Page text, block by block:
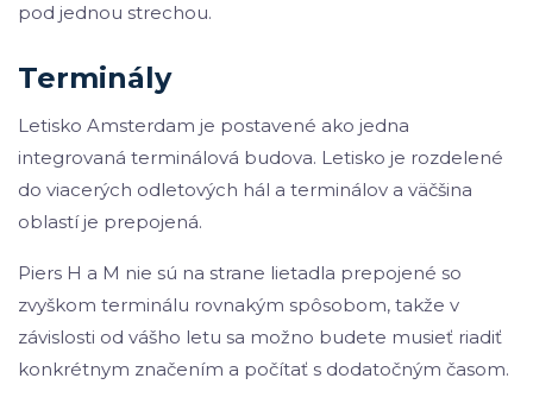
pod jednou strechou.
Terminály
Letisko Amsterdam je postavené ako jedna
integrovaná terminálová budova. Letisko je rozdelené
do viacerých odletových hál a terminálov a väčšina
oblastí je prepojená.
Piers H a M nie sú na strane lietadla prepojené so
zvyškom terminálu rovnakým spôsobom, takže v
závislosti od vášho letu sa možno budete musieť riadiť
konkrétnym značením a počítať s dodatočným časom.